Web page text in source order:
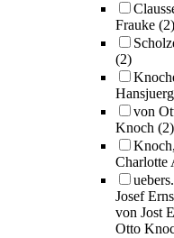
Frauke (2)
(2)
von
Knoch (2)
Knoch,
Charlotte
Josef
von Jost
Otto